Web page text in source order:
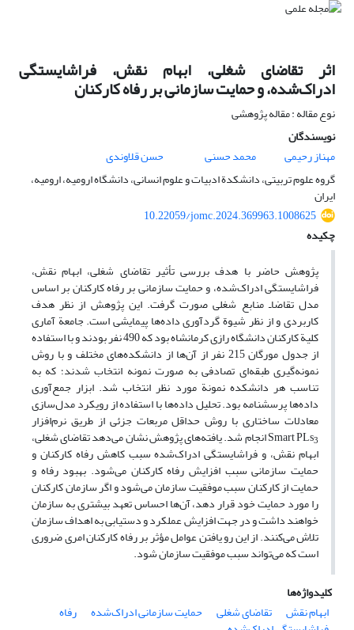
اثر تقاضای شغلی، ابهام نقش، فراشایستگی
ادراک‌شده، و حمایت سازمانی بر رفاه کارکنان
نوع مقاله : مقاله پژوهشی
نویسندگان
مهناز رحیمی
محمد حسنی
حسن قلاوندی
گروه علوم تربیتی، دانشکدة ادبیات و علوم انسانی، دانشگاه ارومیه، ارومیه،
ایران
10.22059/jomc.2024.369963.1008625
چکیده
پژوهش حاضر با هدف بررسی تأثیر تقاضای شغلی، ابهام نقش،
فراشایستگی ادراک‌شده، و حمایت سازمانی بر رفاه کارکنان بر اساس
مدل تقاضا‌ـ منابع شغلی صورت گرفت. این پژوهش از نظر هدف
کاربردی و از نظر شیوة گردآوری داده‌ها پیمایشی است. جامعة آماری
کلیة کارکنان دانشگاه رازی کرمانشاه بود که 490 نفر بودند و با استفاده
از جدول مورگان 215 نفر از آن‌ها از دانشکده‌های مختلف و با روش
نمونه‌گیری طبقه‌‌ای تصادفی به صورت نمونه انتخاب شدند؛ که به
تناسب هر دانشکده نمونة مورد نظر انتخاب شد. ابزار جمع‌آوری
داده‌ها پرسشنامه بود. تحلیل داده‌ها با استفاده از رویکرد مدل‌سازی
معادلات ساختاری با روش حداقل مربعات جزئی از طریق نرم‌افزار
Smart PLs3 انجام شد. یافته‌های پژوهش نشان می‌دهد تقاضای شغلی،
ابهام نقش، و فراشایستگی ادراک‌شده سبب کاهش رفاه کارکنان و
حمایت سازمانی سبب افزایش رفاه کارکنان می‌شود. بهبود رفاه و
حمایت از کارکنان سبب موفقیت سازمان می‌شود و اگر سازمان کارکنان
را مورد حمایت خود قرار دهد، آن‌ها احساس تعهد بیشتری به سازمان
خواهند داشت و در جهت افزایش عملکرد و دستیابی به اهداف سازمان
تلاش می‌کنند. از این رو یافتن عوامل مؤثر بر رفاه کارکنان امری ضروری
است که می‌تواند سبب موفقیت سازمان شود.
کلیدواژه‌ها
ابهام نقش
تقاضای شغلی حمایت سازمانی ادراک‌شده رفاه